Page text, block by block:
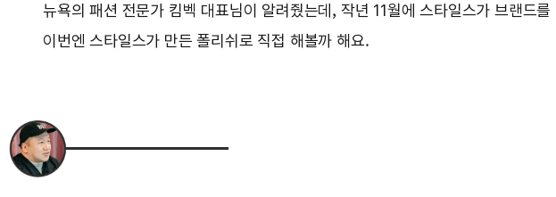
뉴욕의 패션 전문가 킴벡 대표님이 알려줬는데, 작년 11월에 스타일스가 브랜드
이번엔 스타일스가 만든 폴리쉬로 직접 해볼까 해요.